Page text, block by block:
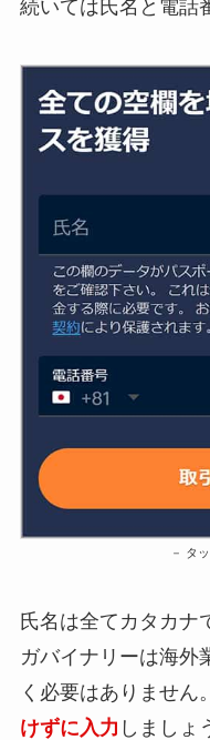
続いては氏名と電話
タ
氏名は全てカタカナ
ガバイナリーは海外
く必要はありません。
けずに入力 しましょ